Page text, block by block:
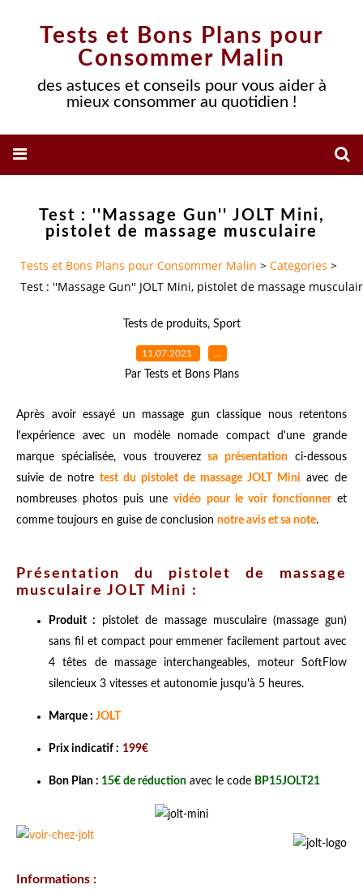
Tests et Bons Plans pour
Consommer Malin
des astuces et conseils pour vous aider à
mieux consommer au quotidien !
Test : ''Massage Gun'' JOLT Mini,
pistolet de massage musculaire
Tests et Bons Plans pour Consommer Malin > Categories >
Test : ''Massage Gun'' JOLT Mini, pistolet de massage
Tests de produits, Sport
11.07.2021 …
Par Tests et Bons Plans
Après avoir essayé un massage gun classique nous retentons
l'expérience avec un modèle nomade compact d'une grande
marque spécialisée, vous trouverezsa présentation ci-dessous
suivie de notre test du pistolet de massage JOLT Mini avec de
nombreuses photos puis unevidéo pour le voir fonctionneret
comme toujours en guise de conclusion notre avis et sa note.
Présentation du pistolet de massage
musculaire JOLT Mini :
Produit : pistolet de massage musculaire (massage gun)
sans fil et compact pour emmener facilement partout avec
4 têtes de massage interchangeables, moteur SoftFlow
silencieux 3 vitesses et autonomie jusqu'à 5 heures.
Marque : JOLT
Prix indicatif : 199€
Bon Plan : 15€ de réduction avec le code BP15JOLT21
Informations :